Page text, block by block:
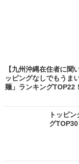
【九州沖縄在住者に聞
ッピングなしでもうま
麺」ランキングTOP22
トッピ
グ